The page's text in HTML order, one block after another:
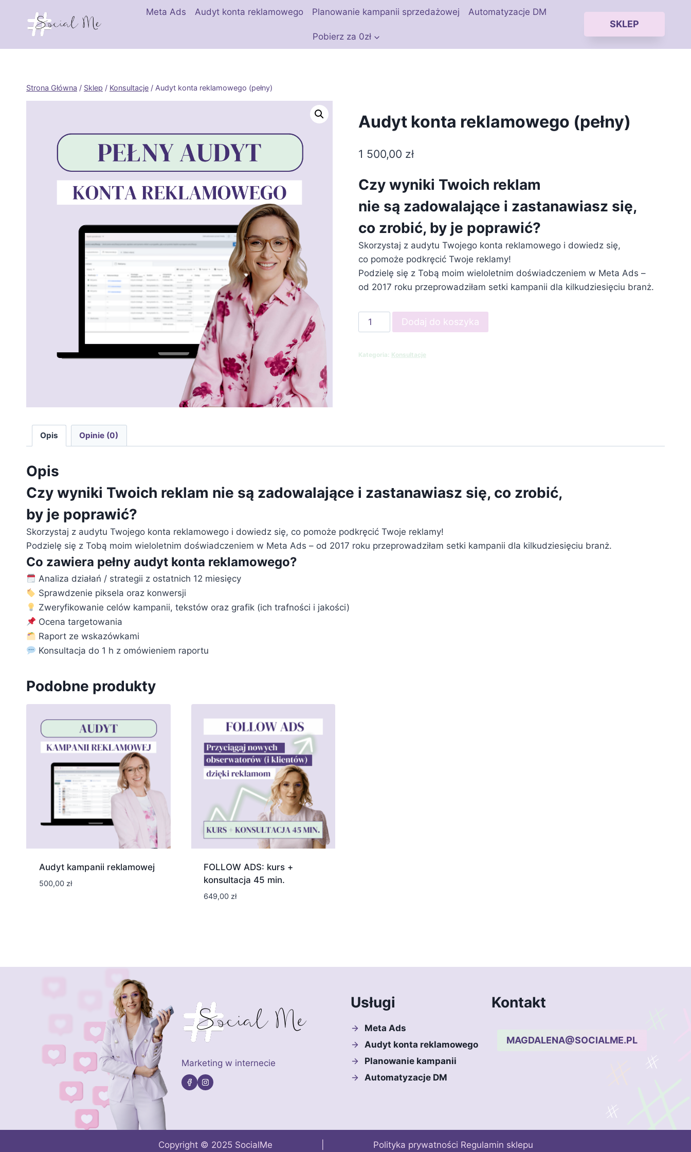
Meta Ads Audyt konta reklamowego Planowanie kampanii sprzedażowej Automatyzacje DM
Pobierz za 0zł
SKLEP
Strona Główna / Sklep / Konsultacje / Audyt konta reklamowego (pełny)
Audyt konta reklamowego (pełny)
1 500,00 zł
Czy wyniki Twoich reklam
nie są zadowalające i zastanawiasz się,
co zrobić, by je poprawić?
Skorzystaj z audytu Twojego konta reklamowego i dowiedz się,
co pomoże podkręcić Twoje reklamy!
Podzielę się z Tobą moim wieloletnim doświadczeniem w Meta Ads –
od 2017 roku przeprowadziłam setki kampanii dla kilkudziesięciu branż.
ilość
Audyt
reklamowego
Dodaj do koszyka
Kategoria: Konsultacje
Opis Opinie (0)
Opis
Czy wyniki Twoich reklam nie są zadowalające i zastanawiasz się, co zrobić,
by je poprawić?
Skorzystaj z audytu Twojego konta reklamowego i dowiedz się, co pomoże podkręcić Twoje reklamy!
Podzielę się z Tobą moim wieloletnim doświadczeniem w Meta Ads – od 2017 roku przeprowadziłam setki kampanii dla kilkudziesięciu branż.
Co zawiera pełny audyt konta reklamowego?
Analiza działań / strategii z ostatnich 12 miesięcy
Sprawdzenie piksela oraz konwersji
Zweryfikowanie celów kampanii, tekstów oraz grafik (ich trafności i jakości)
Ocena targetowania
Raport ze wskazówkami
Konsultacja do 1 h z omówieniem raportu
Podobne produkty
Audyt kampanii reklamowej
500,00 zł
FOLLOW ADS: kurs +
konsultacja 45 min.
649,00 zł
Marketing w internecie
Usługi
Meta Ads
Audyt konta reklamowego
Planowanie kampanii
Automatyzacje DM
Kontakt
MAGDALENA@SOCIALME.PL
Copyright © 2025 SocialMe | Polityka prywatności Regulamin sklepu